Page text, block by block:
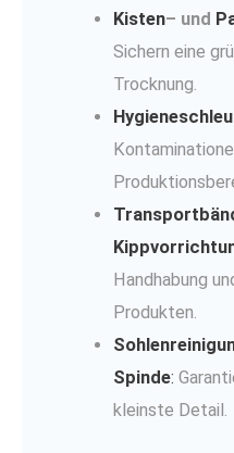
Kisten– und
Sichern eine
Trocknung.
Handhabung
Produkten.
Spinde:
kleinste Detail.